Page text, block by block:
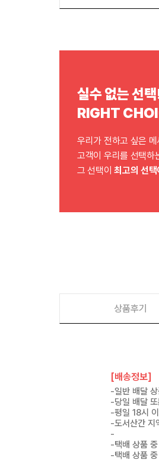
실수 없는 선
RIGHT
우리가 전하고 싶은
고객이 우리를 선택하
그 선택이최고의 선
상품후기
[배송정보]
-일반 배달
-당일 배달
-평일 18시
-도서산간 지
-
-택배 상품
-택배 상품